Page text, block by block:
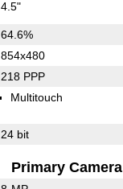
4.5"
64.6%
854x480
218 PPP
Multitouch
24 bit
Primary Camera